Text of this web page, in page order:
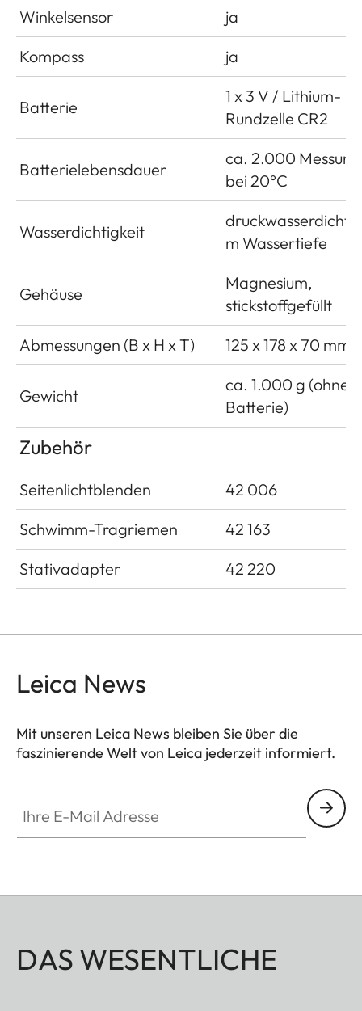
Winkelsensor
ja
Kompass
ja
Batterie
1 x 3 V / Lithium-
Rundzelle CR2
Batterielebensdauer
ca. 2.000
bei 20°C
Wasserdichtigkeit
druckwasserdicht
m Wassertiefe
Gehäuse
Magnesium,
stickstoffgefüllt
Abmessungen (B x H x T)
125 x 178 x 70 mm
Gewicht
ca. 1.000 g (ohne
Batterie)
Zubehör
Seitenlichtblenden
42 006
Schwimm-Tragriemen
42 163
Stativadapter
42 220
Leica News
Mit unseren Leica News bleiben Sie über die
faszinierende Welt von Leica jederzeit informiert.
DAS WESENTLICHE